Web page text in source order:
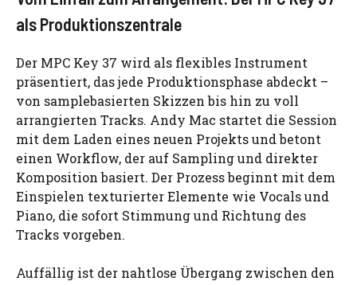
als Produktionszentrale
Der MPC Key 37 wird als flexibles Instrument
präsentiert, das jede Produktionsphase abdeckt –
von samplebasierten Skizzen bis hin zu voll
arrangierten Tracks. Andy Mac startet die Session
mit dem Laden eines neuen Projekts und betont
einen Workflow, der auf Sampling und direkter
Komposition basiert. Der Prozess beginnt mit dem
Einspielen texturierter Elemente wie Vocals und
Piano, die sofort Stimmung und Richtung des
Tracks vorgeben.
Auffällig ist der nahtlose Übergang zwischen den